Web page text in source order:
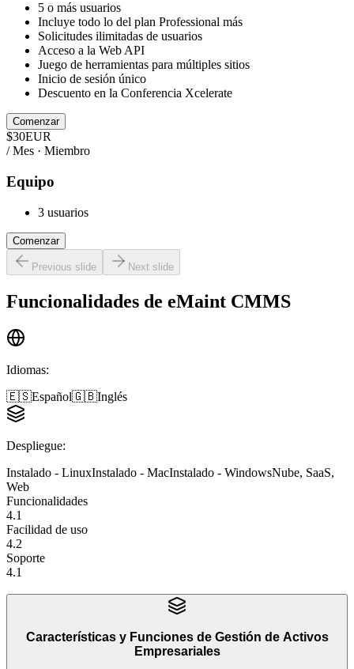
5 o más usuarios
Incluye todo lo del plan Professional más
Solicitudes ilimitadas de usuarios
Acceso a la Web API
Juego de herramientas para múltiples sitios
Inicio de sesión único
Descuento en la Conferencia Xcelerate
Comenzar
$30EUR
/ Mes · Miembro
Equipo
3 usuarios
Comenzar
Previous slide Next slide
Funcionalidades de eMaint CMMS
Idiomas:
🇪🇸Español🇬🇧Inglés
Despliegue:
Instalado - LinuxInstalado - MacInstalado - WindowsNube, SaaS,
Web
Funcionalidades
4.1
Facilidad de uso
4.2
Soporte
4.1
Características y Funciones de Gestión de Activos
Empresariales